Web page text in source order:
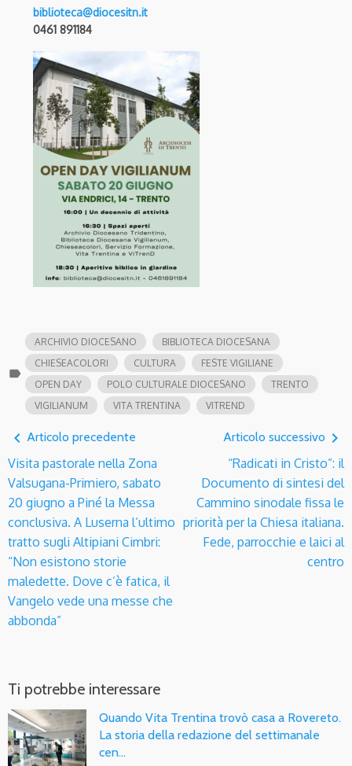
biblioteca@diocesitn.it
0461 891184
label
ARCHIVIO DIOCESANO
BIBLIOTECA DIOCESANA
CHIESEACOLORI
CULTURA
FESTE VIGILIANE
OPEN DAY
POLO CULTURALE DIOCESANO
TRENTO
VIGILIANUM
VITA TRENTINA VITREND
navigate_before Articolo precedente
Visita pastorale nella Zona
Valsugana-Primiero, sabato
20 giugno a Piné la Messa
conclusiva. A Luserna l’ultimo
tratto sugli Altipiani Cimbri:
“Non esistono storie
maledette. Dove c’è fatica, il
Vangelo vede una messe che
abbonda”
Articolo successivo navigate_next
“Radicati in Cristo”: il
Documento di sintesi del
Cammino sinodale fissa le
priorità per la Chiesa italiana.
Fede, parrocchie e laici al
centro
Ti potrebbe interessare
Quando Vita Trentina trovò casa a Rovereto.
La storia della redazione del settimanale
cen…